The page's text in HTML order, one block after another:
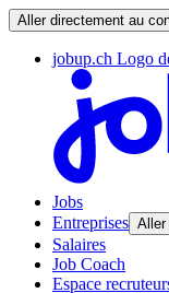
Aller directement au
jobup.ch Logo
Jobs
Entreprises Aller
Salaires
Job Coach
Espace